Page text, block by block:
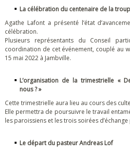
La célébration du centenaire de la
Agathe Lafont a présenté l’état
célébration.
Plusieurs représentants du Conseil
coordination de cet événement, couplé au
15 mai 2022 à Jambville.
L’organisation de la trimestrielle «
nous ? »
Cette trimestrielle aura lieu au cours des
Elle permettra de poursuivre le travail
les paroissiens et les trois soirées
Le départ du pasteur Andreas Lof